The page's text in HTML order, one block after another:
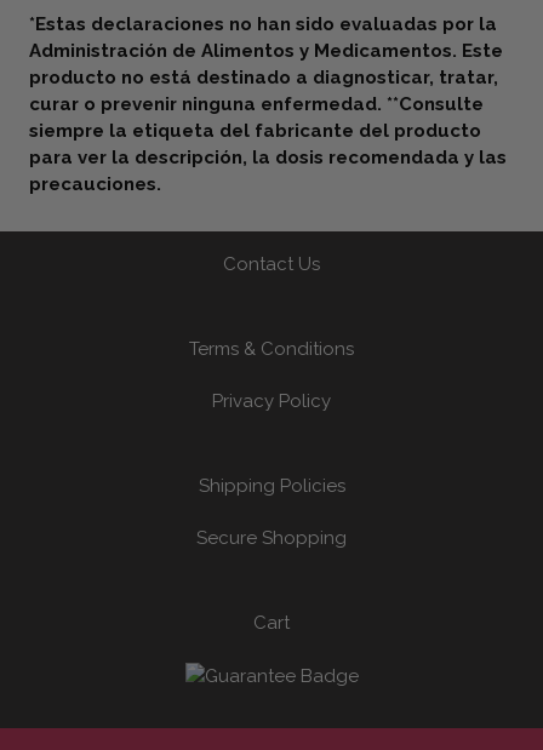
*Estas declaraciones no han sido evaluadas por la
Administración de Alimentos y Medicamentos. Este
producto no está destinado a diagnosticar, tratar,
curar o prevenir ninguna enfermedad. **Consulte
siempre la etiqueta del fabricante del producto
para ver la descripción, la dosis recomendada y las
precauciones.
Contact Us
Terms & Conditions
Privacy Policy
Shipping Policies
Secure Shopping
Cart